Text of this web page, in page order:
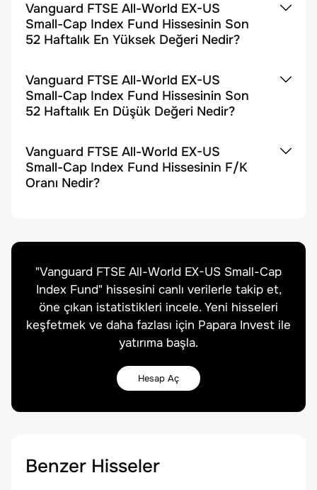
Vanguard FTSE All-World EX-US
Small-Cap Index Fund Hissesinin Son
52 Haftalık En Yüksek Değeri Nedir?
Vanguard FTSE All-World EX-US
Small-Cap Index Fund Hissesinin Son
52 Haftalık En Düşük Değeri Nedir?
Vanguard FTSE All-World EX-US
Small-Cap Index Fund Hissesinin F/K
Oranı Nedir?
"Vanguard FTSE All-World EX-US Small-Cap
Index Fund" hissesini canlı verilerle takip et,
öne çıkan istatistikleri incele. Yeni hisseleri
keşfetmek ve daha fazlası için Papara Invest ile
yatırıma başla.
Hesap Aç
Benzer Hisseler